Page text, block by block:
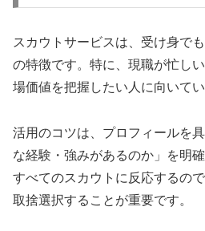
スカウトサービスは、受け身で
の特徴です。特に、現職が忙し
場価値を把握したい人に向いてい
活用のコツは、プロフィールを
な経験・強みがあるのか」を明
すべてのスカウトに反応するの
取捨選択することが重要です。